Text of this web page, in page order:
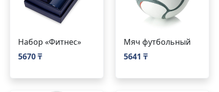
Набор «Фитнес»
5670 ₸
Мяч футбольный
5641 ₸